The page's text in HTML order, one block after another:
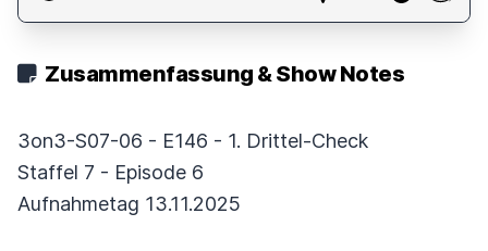
Zusammenfassung & Show Notes
3on3-S07-06 - E146 - 1. Drittel-Check
Staffel 7 - Episode 6
Aufnahmetag 13.11.2025